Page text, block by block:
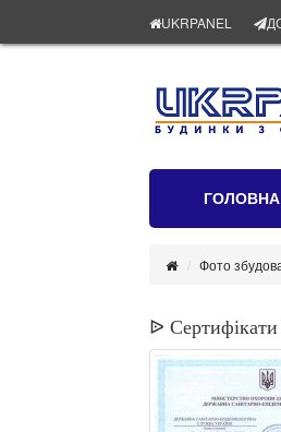
UKRPANEL
ГОЛОВНА
Фото
ᐉ